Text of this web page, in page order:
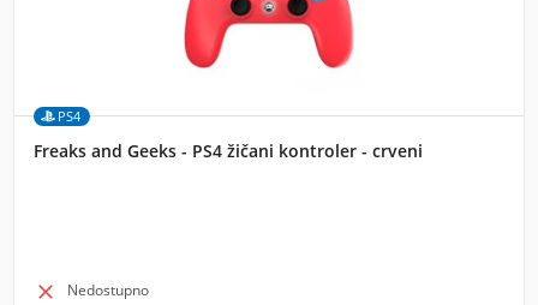
PS4
Freaks and Geeks - PS4 žičani kontroler - crveni
 Nedostupno